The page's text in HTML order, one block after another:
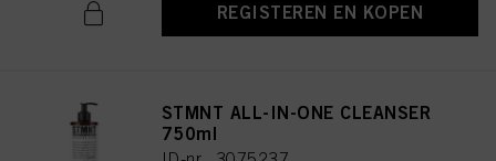
REGISTEREN EN KOPEN
STMNT ALL-IN-ONE CLEANSER
750ml